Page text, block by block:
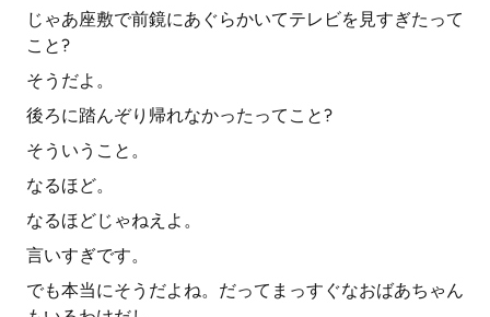
じゃあ座敷で前鏡にあぐらかいてテレビを見すぎたって
こと?
そうだよ。
後ろに踏んぞり帰れなかったってこと?
そういうこと。
なるほど。
なるほどじゃねえよ。
言いすぎです。
でも本当にそうだよね。だってまっすぐなおばあちゃん